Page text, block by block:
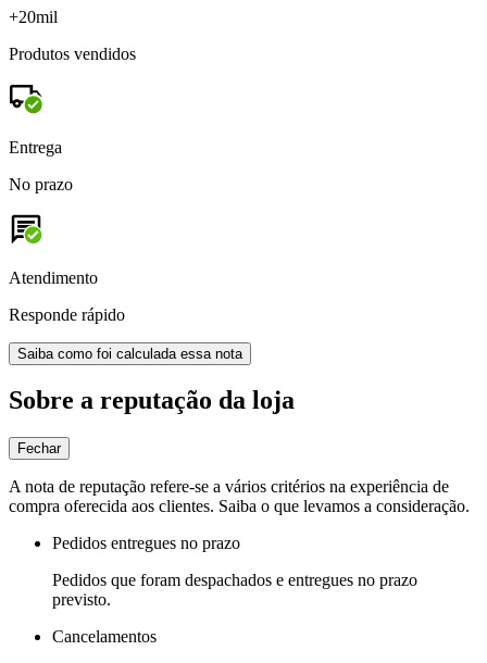
+20mil
Produtos vendidos
Entrega
No prazo
Atendimento
Responde rápido
Saiba como foi calculada essa nota
Sobre a reputação da loja
Fechar
A nota de reputação refere-se a vários critérios na experiência de
compra oferecida aos clientes. Saiba o que levamos a consideração.
Pedidos entregues no prazo
Pedidos que foram despachados e entregues no prazo
previsto.
Cancelamentos